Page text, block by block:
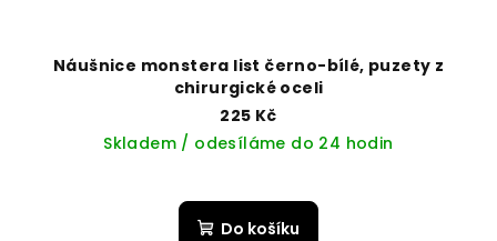
Náušnice monstera list černo-bílé, puzety z
chirurgické oceli
225 Kč
Skladem / odesíláme do 24 hodin
Do košíku